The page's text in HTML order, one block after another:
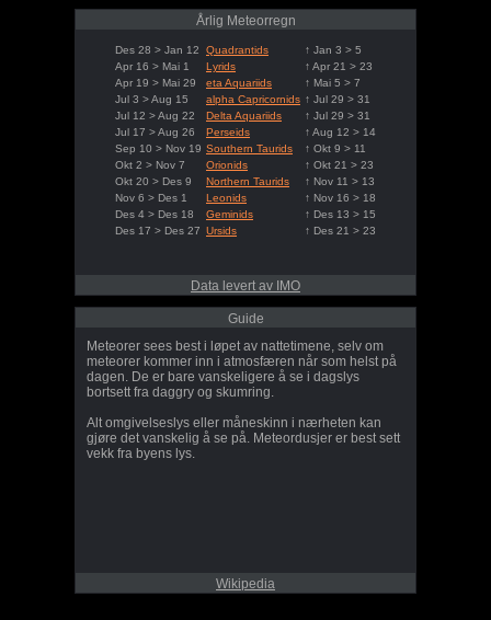
Årlig Meteorregn
Des 28 > Jan 12 Quadrantids
↑ Jan 3 > 5
Apr 16 > Mai 1
Lyrids
↑ Apr 21 > 23
Apr 19 > Mai 29
eta Aquariids
↑ Mai 5 > 7
Jul 3 > Aug 15
alpha Capricornids ↑ Jul 29 > 31
Jul 12 > Aug 22
Delta Aquariids
↑ Jul 29 > 31
Jul 17 > Aug 26
Perseids
↑ Aug 12 > 14
Sep 10 > Nov 19 Southern Taurids
↑ Okt 9 > 11
Okt 2 > Nov 7
Orionids
↑ Okt 21 > 23
Okt 20 > Des 9
Northern Taurids
↑ Nov 11 > 13
Nov 6 > Des 1
Leonids
↑ Nov 16 > 18
Des 4 > Des 18
Geminids
↑ Des 13 > 15
Des 17 > Des 27 Ursids ↑ Des 21 > 23
Data levert av IMO
Guide
Meteorer sees best i løpet av nattetimene, selv om
meteorer kommer inn i atmosfæren når som helst på
dagen. De er bare vanskeligere å se i dagslys
bortsett fra daggry og skumring.
Alt omgivelseslys eller måneskinn i nærheten kan
gjøre det vanskelig å se på. Meteordusjer er best sett
vekk fra byens lys.
Wikipedia